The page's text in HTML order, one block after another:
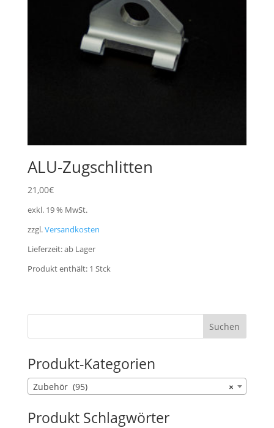
ALU-Zugschlitten
21,00€
exkl. 19 % MwSt.
zzgl.Versandkosten
Lieferzeit:ab Lager
Produkt enthält: 1 Stck
Produkt-Kategorien
×
Zubehör (95)
Produkt Schlagwörter